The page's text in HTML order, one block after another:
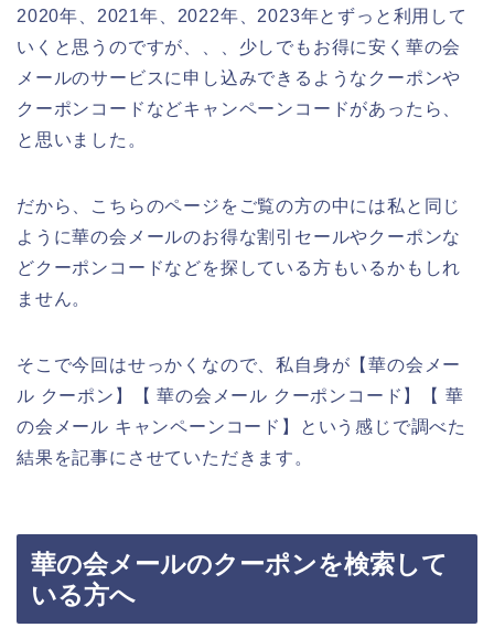
2020年、2021年、2022年、2023年とずっと利用して
いくと思うのですが、、、少しでもお得に安く華の会
メールのサービスに申し込みできるようなクーポンや
クーポンコードなどキャンペーンコードがあったら、
と思いました。
だから、こちらのページをご覧の方の中には私と同じ
ように華の会メールのお得な割引セールやクーポンな
どクーポンコードなどを探している方もいるかもしれ
ません。
そこで今回はせっかくなので、私自身が【華の会メー
ル クーポン】【 華の会メール クーポンコード】【 華
の会メール キャンペーンコード】という感じで調べた
結果を記事にさせていただきます。
華の会メールのクーポンを検索して
いる方へ